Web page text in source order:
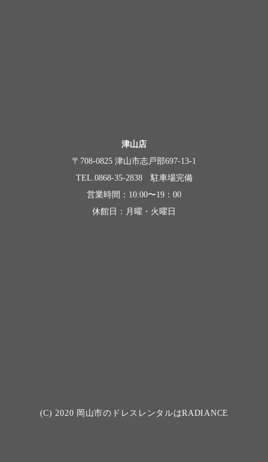
津山店
〒708-0825 津山市志戸部697-13-1
TEL.0868-35-2838 駐車場完備
営業時間：10:00〜19：00
休館日：月曜・火曜日
(C) 2020 岡山市のドレスレンタルはRADIANCE